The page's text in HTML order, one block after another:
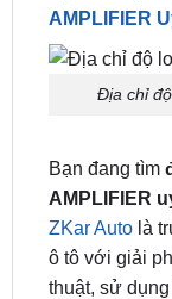
AMPLIFIER
Địa chỉ
Bạn đang tìm
AMPLIFIER
ZKar Autolà
ô tô với giải
thuật, sử